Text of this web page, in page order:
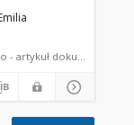
II. Types of
of
to
poisoning
czasopismo - artykuł